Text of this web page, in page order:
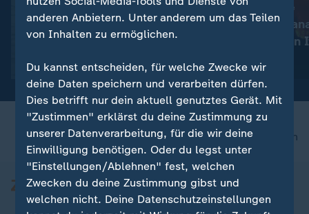
Öffnung der Straße von Hormus:
Iran stellt neue Forderungen
an USA
Video
Schwere Waldbrände
Notstand in
Entspannung in
Video 0:25
nach oben
anderen Anbietern. Unter anderem um das Teilen
von Inhalten zu ermöglichen.
Du kannst entscheiden, für welche Zwecke wir
deine Daten speichern und verarbeiten dürfen.
Dies betrifft nur dein aktuell genutztes Gerät. Mit
"Zustimmen" erklärst du deine Zustimmung zu
unserer Datenverarbeitung, für die wir deine
Einwilligung benötigen. Oder du legst unter
"Einstellungen/Ablehnen" fest, welchen
Zwecken du deine Zustimmung gibst und
welchen nicht. Deine Datenschutzeinstellungen